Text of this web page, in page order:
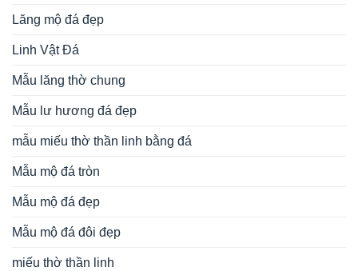
Lăng mộ đá đẹp
Linh Vật Đá
Mẫu lăng thờ chung
Mẫu lư hương đá đẹp
mẫu miếu thờ thần linh bằng đá
Mẫu mộ đá tròn
Mẫu mộ đá đẹp
Mẫu mộ đá đôi đẹp
miếu thờ thần linh